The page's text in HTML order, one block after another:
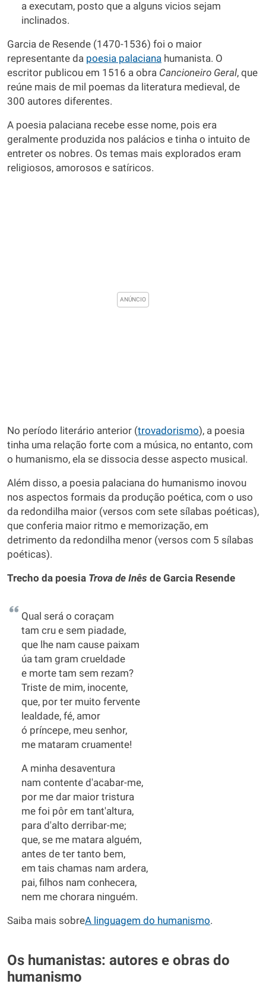
a executam, posto que a alguns vicios sejam
inclinados.
Garcia de Resende (1470-1536) foi o maior
representante da poesia palaciana humanista. O
escritor publicou em 1516 a obra Cancioneiro Geral, que
reúne mais de mil poemas da literatura medieval, de
300 autores diferentes.
A poesia palaciana recebe esse nome, pois era
geralmente produzida nos palácios e tinha o intuito de
entreter os nobres. Os temas mais explorados eram
religiosos, amorosos e satíricos.
No período literário anterior (trovadorismo), a poesia
tinha uma relação forte com a música, no entanto, com
o humanismo, ela se dissocia desse aspecto musical.
Além disso, a poesia palaciana do humanismo inovou
nos aspectos formais da produção poética, com o uso
da redondilha maior (versos com sete sílabas poéticas),
que conferia maior ritmo e memorização, em
detrimento da redondilha menor (versos com 5 sílabas
poéticas).
Trecho da poesia Trova de Inês de Garcia Resende
Qual será o coraçam
tam cru e sem piadade,
que lhe nam cause paixam
úa tam gram crueldade
e morte tam sem rezam?
Triste de mim, inocente,
que, por ter muito fervente
lealdade, fé, amor
ó príncepe, meu senhor,
me mataram cruamente!
A minha desaventura
nam contente d'acabar-me,
por me dar maior tristura
me foi pôr em tant'altura,
para d'alto derribar-me;
que, se me matara alguém,
antes de ter tanto bem,
em tais chamas nam ardera,
pai, filhos nam conhecera,
nem me chorara ninguém.
Saiba mais sobreA linguagem do humanismo.
Os humanistas: autores e obras do
humanismo